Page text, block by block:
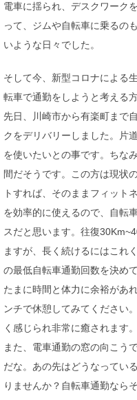
電車に揺られ、デスクワーク
って、ジムや自転車に乗るの
いような日々でした。
そして今、新型コロナによる
転車で通勤をしようと考える
先日、川崎市から有楽町まで
クをデリバリーしました。片
を使いたいとの事です。ちな
間だそうです。この方は現状
トすれば、そのままフィット
を効率的に使えるので、自転
スだと思います。往復
ますが、長く続けるにはこれ
の最低自転車通勤回数を決め
たまに時間と体力に余裕があ
ンチで休憩してみてください
く感じられ非常に癒されます。
また、電車通勤の窓の向こう
だな。あの先はどうなってい
りませんか？自転車通勤なら